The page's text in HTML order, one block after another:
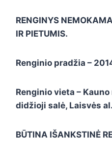
RENGINYS
IR PIETUMIS.
Renginio pradžia –
Renginio vieta –
didžioji salė, Laisvės
BŪTINA IŠANKSTINĖ